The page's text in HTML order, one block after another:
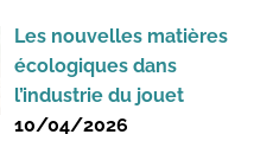
Les nouvelles matières
écologiques dans
l’industrie du jouet
10/04/2026